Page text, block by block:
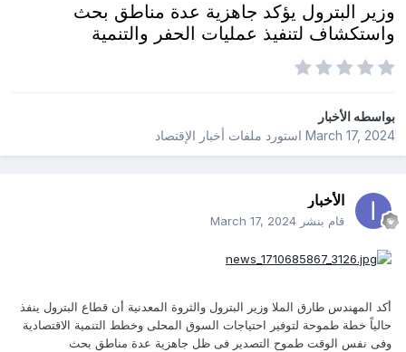
وزير البترول يؤكد جاهزية عدة مناطق بحث
واستكشاف لتنفيذ عمليات الحفر والتنمية
بواسطهالأخبار
March 17, 2024استورد ملفات أخبار الإقتصاد
الأخبار
قام بنشر March 17, 2024
أكد المهندس طارق الملا وزير البترول والثروة المعدنية أن قطاع البترول ينفذ
حالياً خطة طموحة لتوفير احتياجات السوق المحلى وخطط التنمية الاقتصادية
وفى نفس الوقت طموح التصدير فى ظل جاهزية عدة مناطق بحث